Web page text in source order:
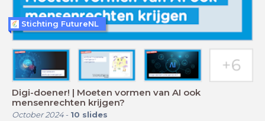
Digi-doener! | Moeten vormen van AI ook
mensenrechten krijgen?
October 2024- 10 slides
Stichting FutureNL